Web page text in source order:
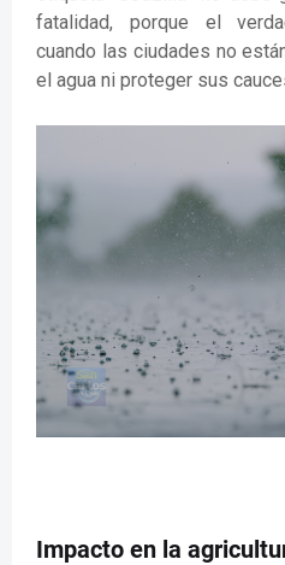
fatalidad, porque el
cuando las ciudades no
el agua ni proteger sus
Impacto en la